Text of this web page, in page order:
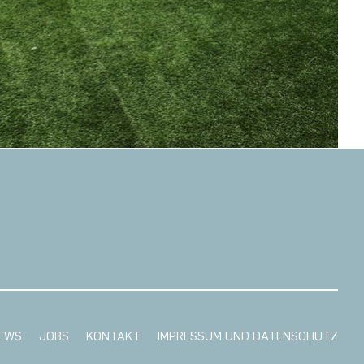
JOBS KONTAKT IMPRESSUM UND DATENSCHUTZ